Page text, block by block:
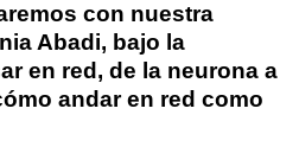
con nuestra
Abadi, bajo la
en red, de la neurona a
andar en red como